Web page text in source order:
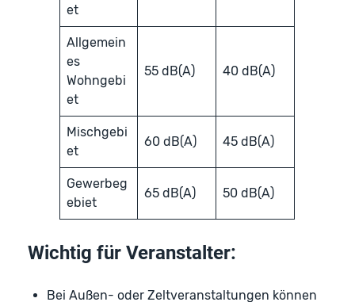
et
Allgemein
es
Wohngebi
et
55 dB(A) 40 dB(A)
Mischgebi
et
60 dB(A) 45 dB(A)
Gewerbeg
ebiet
65 dB(A) 50 dB(A)
Wichtig für Veranstalter:
Bei Außen- oder Zeltveranstaltungen können